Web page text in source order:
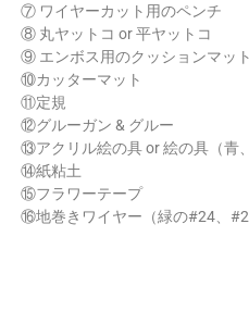
⑦ ワイヤーカット用のペンチ
⑧ 丸ヤットコ or 平ヤットコ
⑨ エンボス用のクッションマッ
⑩カッターマット
⑪定規
⑫グルーガン & グルー
⑬アクリル絵の具 or 絵の具（青
⑭紙粘土
⑮フラワーテープ
⑯地巻きワイヤー（緑の#24、